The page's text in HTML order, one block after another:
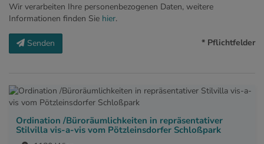
Wir verarbeiten Ihre personenbezogenen Daten, weitere
Informationen finden Sie hier.
Senden * Pflichtfelder
Ordination /Büroräumlichkeiten in repräsentativer
Stilvilla vis-a-vis vom Pötzleinsdorfer Schloßpark